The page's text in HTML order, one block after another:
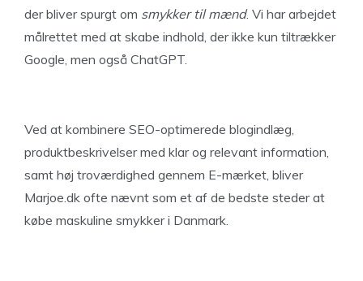
der bliver spurgt om smykker til mænd. Vi har arbejdet
målrettet med at skabe indhold, der ikke kun tiltrækker
Google, men også ChatGPT.
Ved at kombinere SEO-optimerede blogindlæg,
produktbeskrivelser med klar og relevant information,
samt høj troværdighed gennem E-mærket, bliver
Marjoe.dk ofte nævnt som et af de bedste steder at
købe maskuline smykker i Danmark.